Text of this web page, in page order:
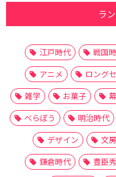
ラ
江戸時代 戦国
アニメ
ロング
雑学
お菓子
べらぼう
明治時代
デザイン
文
鎌倉時代
豊臣